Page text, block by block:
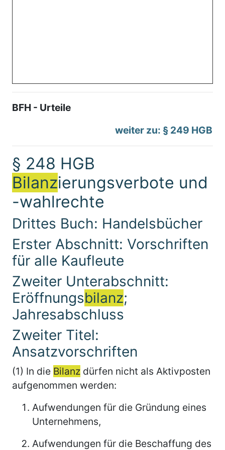
BFH - Urteile
weiter zu: § 249 HGB
§ 248 HGB
Bilanzierungsverbote und
-wahlrechte
Drittes Buch: Handelsbücher
Erster Abschnitt: Vorschriften
für alle Kaufleute
Zweiter Unterabschnitt:
Eröffnungsbilanz;
Jahresabschluss
Zweiter Titel:
Ansatzvorschriften
(1) In die Bilanz dürfen nicht als Aktivposten
aufgenommen werden:
Aufwendungen für die Gründung eines
Unternehmens,
Aufwendungen für die Beschaffung des